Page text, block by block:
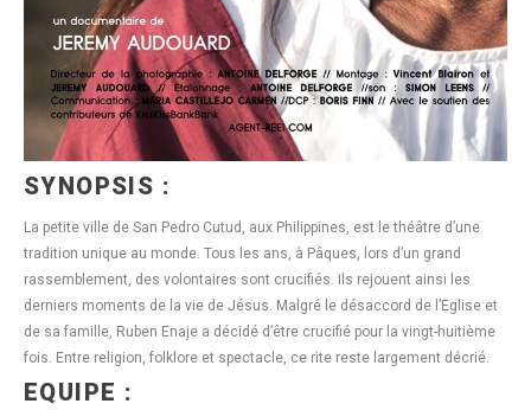
SYNOPSIS :
La petite ville de San Pedro Cutud, aux Philippines, est le théâtre d’une
tradition unique au monde. Tous les ans, à Pâques, lors d’un grand
rassemblement, des volontaires sont crucifiés. Ils rejouent ainsi les
derniers moments de la vie de Jésus. Malgré le désaccord de l’Eglise et
de sa famille, Ruben Enaje a décidé d’être crucifié pour la vingt-huitième
fois. Entre religion, folklore et spectacle, ce rite reste largement décrié.
EQUIPE :